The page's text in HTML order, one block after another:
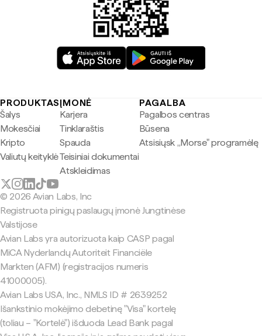
PRODUKTAS
Šalys
Mokesčiai
Kripto
Valiutų keityklė
ĮMONĖ
Karjera
Tinklaraštis
Spauda
Teisiniai dokumentai
Atskleidimas
PAGALBA
Pagalbos centras
Būsena
Atsisiųsk „Morse" programėlę
© 2026 Avian Labs, Inc
Registruota pinigų paslaugų įmonė Jungtinėse
Valstijose
Avian Labs yra autorizuota kaip CASP pagal
MiCA Nyderlandų Autoriteit Financiële
Markten (AFM) (registracijos numeris
41000005).
Avian Labs USA, Inc., NMLS ID # 2639252
Išankstinio mokėjimo debetinę "Visa" kortelę
(toliau – "Kortelė") išduoda Lead Bank pagal